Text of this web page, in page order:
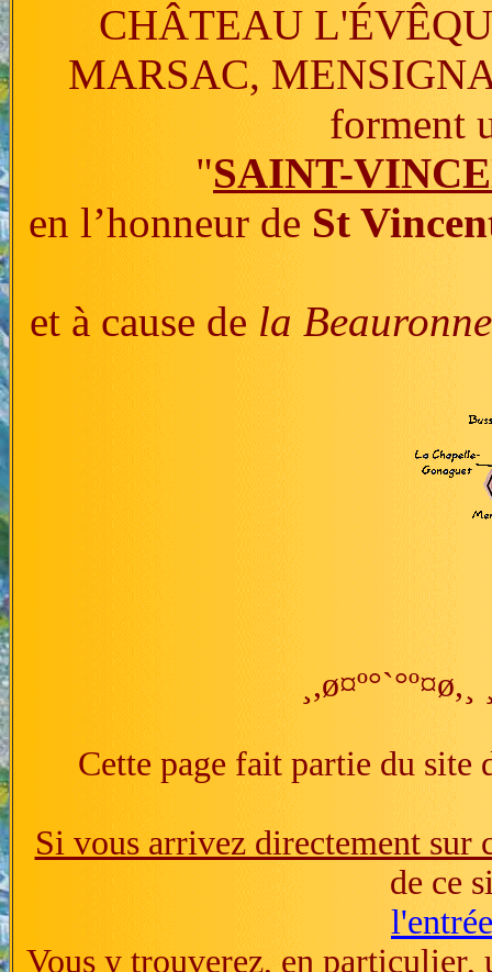
CHÂTEAU
MARSAC,
forment
"SAINT-
en l’honneur de St
et à cause de la Beauronne
¸,ø¤º°`°º¤ø,¸
Cette page fait partie du
Si vous arrivez directement sur
de ce
Vous y trouverez, en